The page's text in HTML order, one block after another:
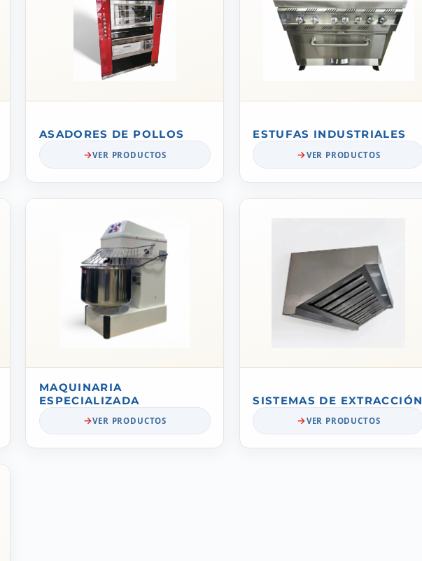
ASADORES DE POLLOS
VER PRODUCTOS
ESTUFAS INDUSTRIALES
VER PRODUCTOS
MAQUINARIA
ESPECIALIZADA
VER PRODUCTOS
SISTEMAS DE EXTRACCIÓN
VER PRODUCTOS